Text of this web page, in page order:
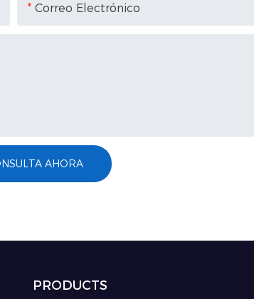
Correo Electrónico
AHORA
PRODUCTS